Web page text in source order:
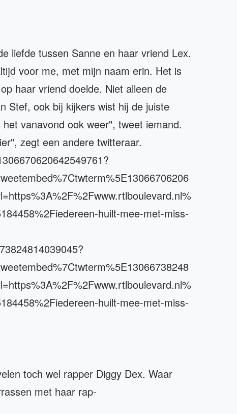
liefde tussen Sanne en haar vriend Lex.
voor me, met mijn naam erin. Het is
haar vriend doelde. Niet alleen de
Stef, ook bij kijkers wist hij de juiste
vanavond ook weer", tweet iemand.
zegt een andere twitteraar.
huilt-mee-met-miss-
huilt-mee-met-miss-
toch wel rapper Diggy Dex. Waar
met haar rap-